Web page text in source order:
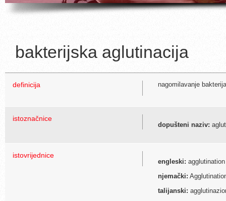
bakterijska aglutinacija
definicija nagomilavanje
istoznačnice
dopušteni naziv:
istovrijednice
engleski:
njemački:
talijanski: